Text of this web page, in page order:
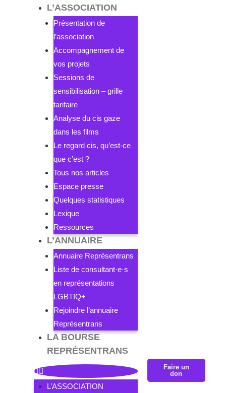
L’ASSOCIATION
Présentation de
l’association
Accompagnement de
vos projets
Sessions de
sensibilisation – grille
tarifaire
Analyse du cis gaze
dans les films
Le regard cis, qu’est-ce
que c’est ?
Tous nos articles
Espace presse
Quelques statistiques
Lexique
Ressources
L’ANNUAIRE
Annuaire Représentrans
Liste de consultant·e·s
en représentations
LGBTIQ+
Rejoindre l’annuaire
Représentrans
LA BOURSE
REPRÉSENTRANS
L’ASSOCIATION
Faire un
don